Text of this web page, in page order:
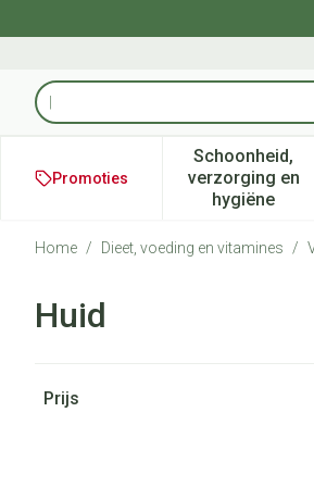
Product, merk, categorie...
Promoties
Schoonheid,
verzorging en
hygiëne
Toon
Home / Dieet, voeding en vitamines /
Huid
Prijs